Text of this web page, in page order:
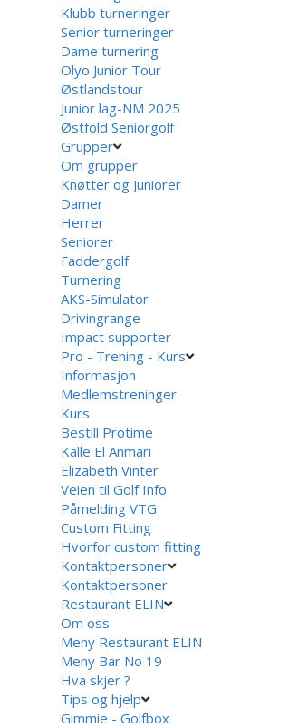
Klubb turneringer
Senior turneringer
Dame turnering
Olyo Junior Tour
Østlandstour
Junior lag-NM 2025
Østfold Seniorgolf
Grupper
Om grupper
Knøtter og Juniorer
Damer
Herrer
Seniorer
Faddergolf
Turnering
AKS-Simulator
Drivingrange
Impact supporter
Pro - Trening - Kurs
Informasjon
Medlemstreninger
Kurs
Bestill Protime
Kalle El Anmari
Elizabeth Vinter
Veien til Golf Info
Påmelding VTG
Custom Fitting
Hvorfor custom fitting
Kontaktpersoner
Kontaktpersoner
Restaurant ELIN
Om oss
Meny Restaurant ELIN
Meny Bar No 19
Hva skjer ?
Tips og hjelp
Gimmie - Golfbox